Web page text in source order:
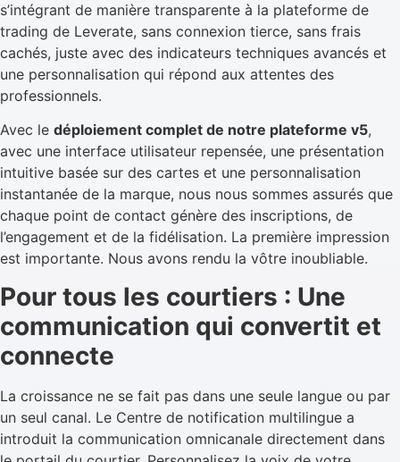
s’intégrant de manière transparente à la plateforme de
trading de Leverate, sans connexion tierce, sans frais
cachés, juste avec des indicateurs techniques avancés et
une personnalisation qui répond aux attentes des
professionnels.
Avec le déploiement complet de notre plateforme v5,
avec une interface utilisateur repensée, une présentation
intuitive basée sur des cartes et une personnalisation
instantanée de la marque, nous nous sommes assurés que
chaque point de contact génère des inscriptions, de
l’engagement et de la fidélisation. La première impression
est importante. Nous avons rendu la vôtre inoubliable.
Pour tous les courtiers : Une
communication qui convertit et
connecte
La croissance ne se fait pas dans une seule langue ou par
un seul canal. Le Centre de notification multilingue a
introduit la communication omnicanale directement dans